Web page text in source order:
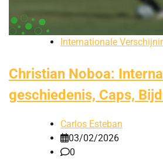
Internationale
Christian Noboa:
geschiedenis, Caps,
Carlos Esteban
03/02/2026
0